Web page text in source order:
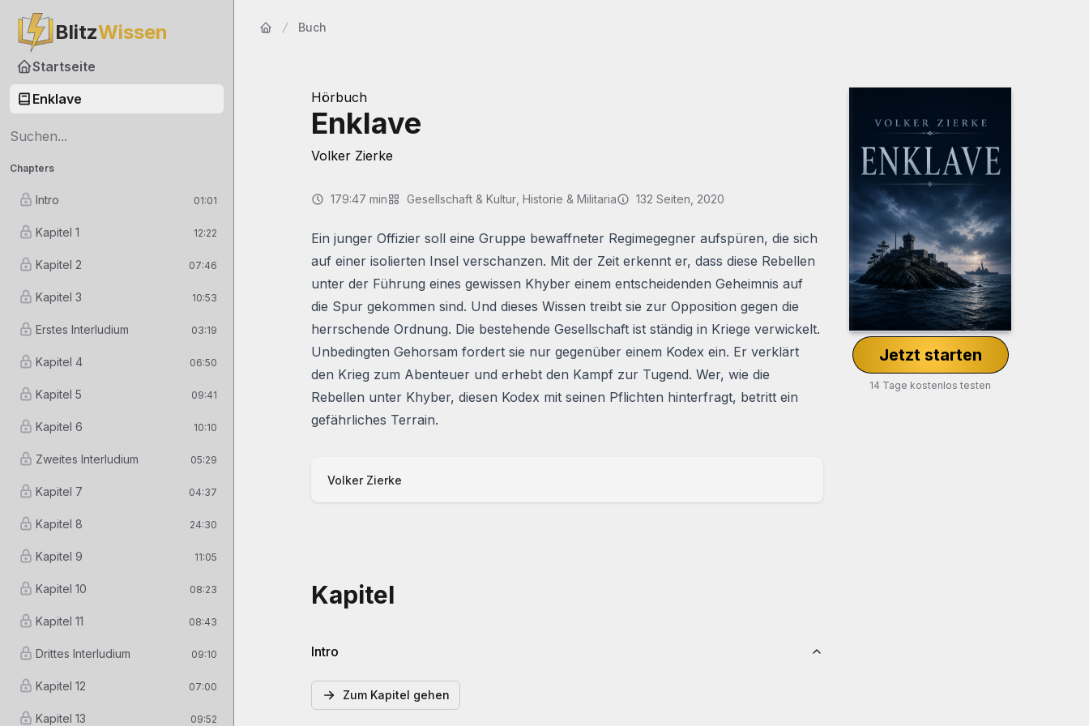
BlitzWissen
Startseite
Enklave
Chapters
Intro 01:01
Kapitel 1 12:22
Kapitel 2 07:46
Kapitel 3 10:53
Erstes Interludium 03:19
Kapitel 4 06:50
Kapitel 5 09:41
Kapitel 6 10:10
Zweites Interludium 05:29
Kapitel 7 04:37
Kapitel 8 24:30
Kapitel 9 11:05
Kapitel 10 08:23
Kapitel 11 08:43
Drittes Interludium 09:10
Kapitel 12 07:00
Kapitel 13 09:52
Buch
Hörbuch
Enklave
Volker Zierke
179:47 min Gesellschaft & Kultur Historie & Militaria 132 Seiten , 2020
Ein junger Offizier soll eine Gruppe bewaffneter Regimegegner aufspüren, die sich
auf einer isolierten Insel verschanzen. Mit der Zeit erkennt er, dass diese Rebellen
unter der Führung eines gewissen Khyber einem entscheidenden Geheimnis auf
die Spur gekommen sind. Und dieses Wissen treibt sie zur Opposition gegen die
herrschende Ordnung. Die bestehende Gesellschaft ist ständig in Kriege verwickelt.
Unbedingten Gehorsam fordert sie nur gegenüber einem Kodex ein. Er verklärt
den Krieg zum Abenteuer und erhebt den Kampf zur Tugend. Wer, wie die
Rebellen unter Khyber, diesen Kodex mit seinen Pflichten hinterfragt, betritt ein
gefährliches Terrain.
Volker Zierke
Kapitel
Intro
Zum Kapitel gehen
Jetzt starten
14 Tage kostenlos testen